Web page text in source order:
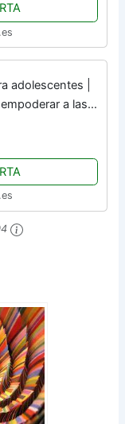
adolescentes |
a las